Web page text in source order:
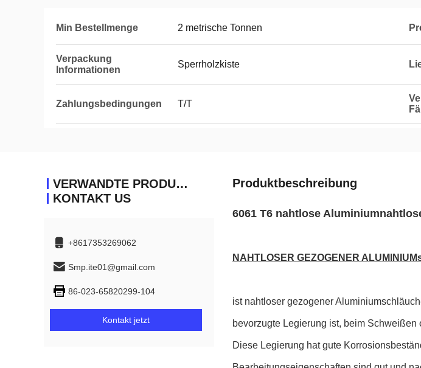
Min Bestellmenge 2 metrische Tonnen
Verpackung
Informationen
Sperrholzkiste
Zahlungsbedingungen T/T
VERWANDTE PRODUKTE
KONTAKT US
+8617353269062
Smp.ite01@gmail.com
86-023-65820299-104
Kontakt jetzt
Produktbeschreibung
6061 T6 nahtlose
NAHTLOSER GEZOGENER
ist nahtloser gezogener
bevorzugte Legierung ist, beim
Diese Legierung hat gute